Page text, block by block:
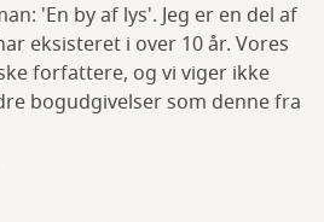
'En by af lys'. Jeg er en del af
eksisteret i over 10 år. Vores
forfattere, og vi viger ikke
bogudgivelser som denne fra